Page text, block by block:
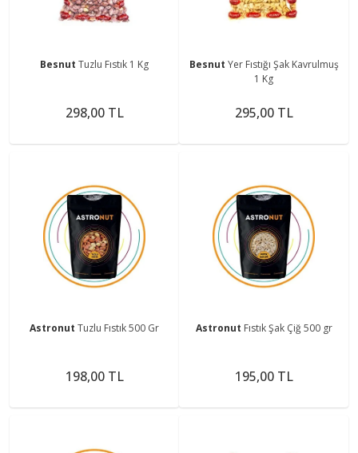
Besnut Tuzlu Fıstık 1 Kg
298,00 TL
Besnut Yer Fıstığı Şak Kavrulmuş
1 Kg
295,00 TL
Astronut Tuzlu Fıstık 500 Gr
198,00 TL
Astronut Fıstık Şak Çiğ 500 gr
195,00 TL